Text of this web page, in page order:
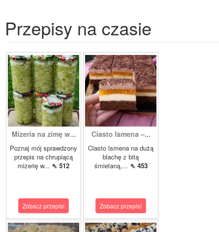
Przepisy na czasie
Mizeria na zimę w...
Poznaj mój sprawdzony
przepis na chrupiącą
mizerię w... ⇖ 512
Zobacz przepis!
Ciasto Ismena –...
Ciasto Ismena na dużą
blachę z bitą
śmietaną,... ⇖ 453
Zobacz przepis!